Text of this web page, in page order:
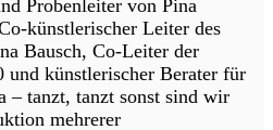
Probenleiter von Pina
künstlerischer Leiter des
Bausch, Co-Leiter der
und künstlerischer Berater für
– tanzt, tanzt sonst sind wir
mehrerer